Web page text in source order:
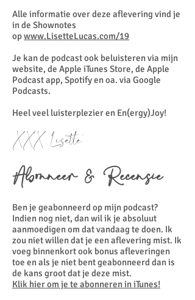
Alle informatie over deze aflevering vind je
in de Shownotes
opwww.LisetteLucas.com/19
Je kan de podcast ook beluisteren via mijn
website, de Apple iTunes Store, de Apple
Podcast app, Spotify en oa. via Google
Podcasts.
Heel veel luisterplezier en En(ergy)Joy!
XXX Lisette
Abonneer & Recensie
Ben je geabonneerd op mijn podcast?
Indien nog niet, dan wil ik je absoluut
aanmoedigen om dat vandaag te doen. Ik
zou niet willen dat je een aflevering mist. Ik
voeg binnenkort ook bonus afleveringen
toe en als je niet bent geabonneerd dan is
de kans groot dat je deze mist.
Klik hier om je te abonneren in iTunes!